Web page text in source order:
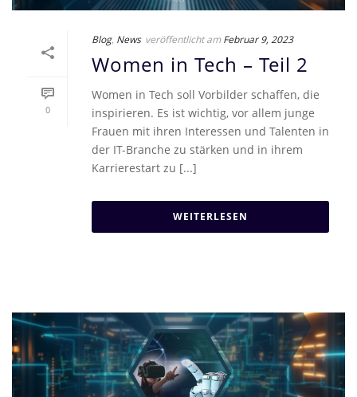
0
Blog, News veröffentlicht am Februar 9, 2023
Women in Tech – Teil 2
Women in Tech soll Vorbilder schaffen, die
inspirieren. Es ist wichtig, vor allem junge
Frauen mit ihren Interessen und Talenten in
der IT-Branche zu stärken und in ihrem
Karrierestart zu [...]
WEITERLESEN